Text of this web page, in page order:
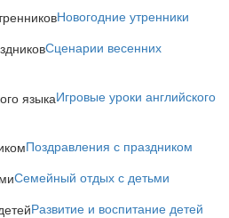
Новогодние утренники
Сценарии весенних
Игровые уроки английского
Поздравления с праздником
Семейный отдых с детьми
Развитие и воспитание детей